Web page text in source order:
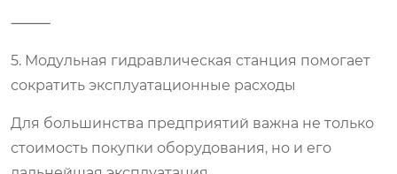
⸻
5. Модульная гидравлическая станция помогает
сократить эксплуатационные расходы
Для большинства предприятий важна не только
стоимость покупки оборудования, но и его